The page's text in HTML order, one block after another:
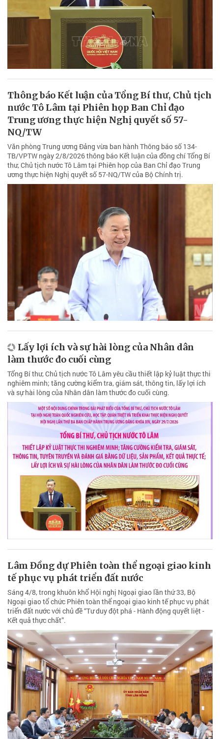
Thông báo Kết luận của Tổng Bí thư, Chủ tịch
nước Tô Lâm tại Phiên họp Ban Chỉ đạo
Trung ương thực hiện Nghị quyết số 57-
NQ/TW
Văn phòng Trung ương Đảng vừa ban hành Thông báo số 134-
TB/VPTW ngày 2/8/2026 thông báo Kết luận của đồng chí Tổng Bí
thư, Chủ tịch nước Tô Lâm tại Phiên họp của Ban Chỉ đạo Trung
ương thực hiện Nghị quyết số 57-NQ/TW của Bộ Chính trị.
Lấy lợi ích và sự hài lòng của Nhân dân
làm thước đo cuối cùng
Tổng Bí thư, Chủ tịch nước Tô Lâm yêu cầu thiết lập kỷ luật thực thi
nghiêm minh; tăng cường kiểm tra, giám sát, thông tin, lấy lợi ích
và sự hài lòng của Nhân dân làm thước đo cuối cùng.
Lâm Đồng dự Phiên toàn thể ngoại giao kinh
tế phục vụ phát triển đất nước
Sáng 4/8, trong khuôn khổ Hội nghị Ngoại giao lần thứ 33, Bộ
Ngoại giao tổ chức Phiên toàn thể ngoại giao kinh tế phục vụ phát
triển đất nước với chủ đề “Tư duy đột phá - Hành động quyết liệt -
Kết quả thực chất”.